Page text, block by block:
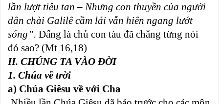
lần lượt tiêu tan – Nhưng con thuyền của người
dân chài Galilê cầm lái vẫn hiên ngang lướt
sóng”. Đấng là chủ con tàu đã chẳng từng nói
đó sao? (Mt 16,18)
II. CHÚNG TA VÀO ĐỜI
1. Chúa về trời
a) Chúa Giêsu về với Cha